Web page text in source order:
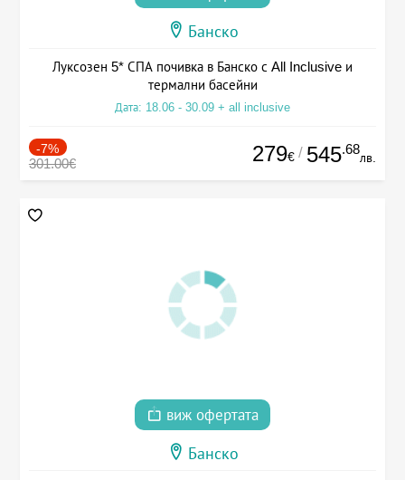
Банско
Луксозен 5* СПА почивка в Банско с All Inclusive и
термални басейни
Дата: 18.06 - 30.09 + all inclusive
-7%
301.00€ 279€ / 545.68
лв.
виж офертата
Банско